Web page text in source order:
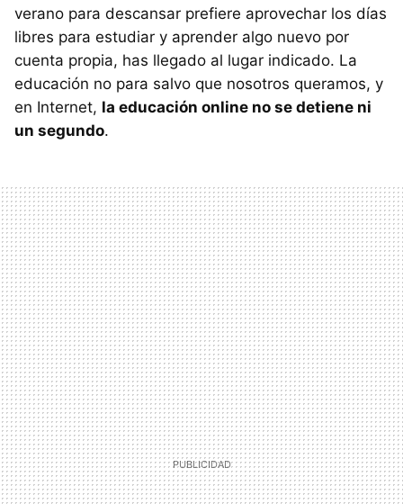
verano para descansar prefiere aprovechar los días
libres para estudiar y aprender algo nuevo por
cuenta propia, has llegado al lugar indicado. La
educación no para salvo que nosotros queramos, y
en Internet, la educación online no se detiene ni
un segundo.